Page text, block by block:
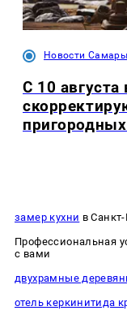
Новости Самары
С 10
замер кухни в Санкт-
Профессиональная
с вами
двухрамные
отель керкинитида